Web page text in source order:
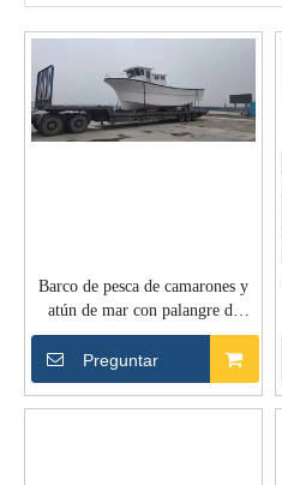
Barco de pesca de camarones y
atún de mar con palangre de
fibra de vidrio de 12,3 m
Preguntar